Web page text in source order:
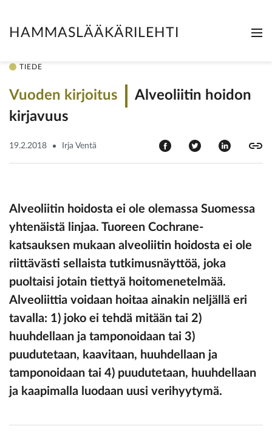
HAMMASLÄÄKÄRILEHTI
TIEDE
Vuoden kirjoitus
Alveoliitin hoidon
kirjavuus
19.2.2018 Irja Ventä
Alveoliitin hoidosta ei ole olemassa Suomessa
yhtenäistä linjaa. Tuoreen Cochrane-
katsauksen mukaan alveoliitin hoidosta ei ole
riittävästi sellaista tutkimusnäyttöä, joka
puoltaisi jotain tiettyä hoitomenetelmää.
Alveoliittia voidaan hoitaa ainakin neljällä eri
tavalla: 1) joko ei tehdä mitään tai 2)
huuhdellaan ja tamponoidaan tai 3)
puudutetaan, kaavitaan, huuhdellaan ja
tamponoidaan tai 4) puudutetaan, huuhdellaan
ja kaapimalla luodaan uusi verihyytymä.